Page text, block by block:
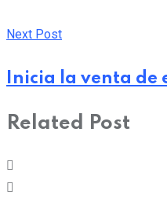
Next Post
Inicia la venta de
Related Post